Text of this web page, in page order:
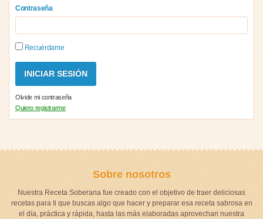
Contraseña
Recuérdame
Olvide mi contraseña
Quiero registrarme
Sobre nosotros
Nuestra Receta Soberana fue creado con el objetivo de traer deliciosas
recetas para ti que buscas algo que hacer y preparar esa receta sabrosa en
el día, práctica y rápida, hasta las más elaboradas aprovechan nuestra